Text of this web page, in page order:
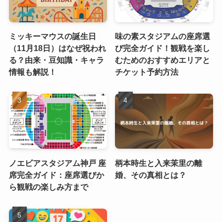
ミッキーマウスの誕生日
（11月18日）はなぜ祝われ
る？由来・豆知識・キャラ
情報も解説！
味の素スタジアムの座席選
び完全ガイド！観戦を楽し
むためのおすすめエリアと
チケット予約方法
ノエビアスタジアム神戸 座
席完全ガイド：座席選びか
ら観戦の楽しみ方まで
柄本時生と入来茉里の離
婚、その真相とは？